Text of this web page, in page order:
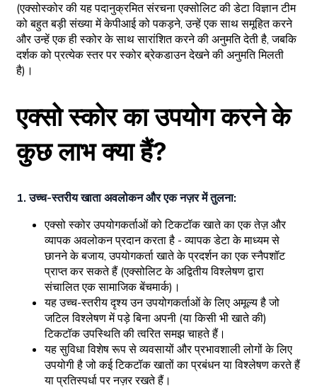
(एक्सोस्कोर की यह पदानुक्रमित संरचना एक्सोलिट की डेटा विज्ञान टीम
को बहुत बड़ी संख्या में केपीआई को पकड़ने, उन्हें एक साथ समूहित करने
और उन्हें एक ही स्कोर के साथ सारांशित करने की अनुमति देती है, जबकि
दर्शक को प्रत्येक स्तर पर स्कोर ब्रेकडाउन देखने की अनुमति मिलती
है)।
एक्सो स्कोर का उपयोग करने के
कुछ लाभ क्या हैं?
1. उच्च-स्तरीय खाता अवलोकन और एक नज़र में तुलना:
एक्सो स्कोर उपयोगकर्ताओं को टिकटॉक खाते का एक तेज़ और
व्यापक अवलोकन प्रदान करता है - व्यापक डेटा के माध्यम से
छानने के बजाय, उपयोगकर्ता खाते के प्रदर्शन का एक स्नैपशॉट
प्राप्त कर सकते हैं (एक्सोलिट के अद्वितीय विश्लेषण द्वारा
संचालित एक सामाजिक बेंचमार्क)।
यह उच्च-स्तरीय दृश्य उन उपयोगकर्ताओं के लिए अमूल्य है जो
जटिल विश्लेषण में पड़े बिना अपनी (या किसी भी खाते की)
टिकटॉक उपस्थिति की त्वरित समझ चाहते हैं।
यह सुविधा विशेष रूप से व्यवसायों और प्रभावशाली लोगों के लिए
उपयोगी है जो कई टिकटॉक खातों का प्रबंधन या विश्लेषण करते हैं
या प्रतिस्पर्धा पर नज़र रखते हैं।